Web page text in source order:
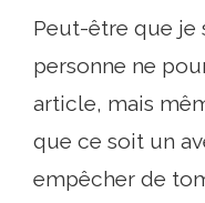
Peut-être que je
personne ne
article, mais
que ce soit un
empêcher de